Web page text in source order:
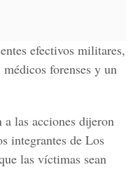
efectivos militares,
forenses y un
las acciones dijeron
integrantes de Los
las víctimas sean